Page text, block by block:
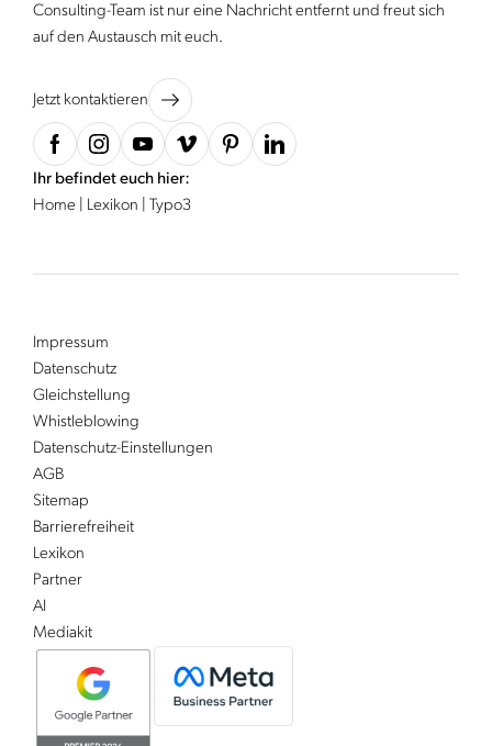
Consulting-Team ist nur eine Nachricht entfernt und freut sich
auf den Austausch mit euch.
Jetzt kontaktieren
Ihr befindet euch hier:
Home
Lexikon Typo3
Impressum
Datenschutz
Gleichstellung
Whistleblowing
Datenschutz-Einstellungen
AGB
Sitemap
Barrierefreiheit
Lexikon
Partner
AI
Mediakit